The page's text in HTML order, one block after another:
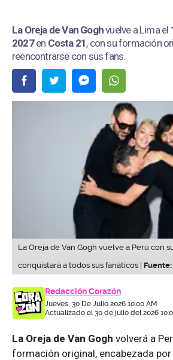
La Oreja de Van Goghvuelve a Lima el
2027en Costa 21, con su formación
reencontrarse con sus fans.
La Oreja de Van Gogh vuelve a Perú con
conquistará a todos sus fanáticos | Fuente:
Redacción Corazón
Jueves, 30 De Julio 2026 10:00 AM
Actualizado el 30 de julio del 2026
La Oreja de Van Gogh volverá a
formación original, encabezada por